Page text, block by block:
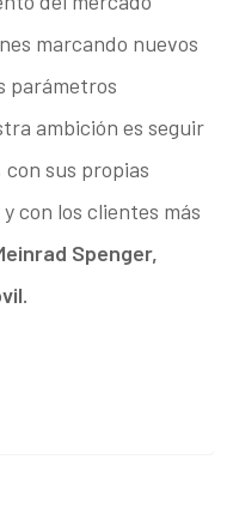
marcando nuevos
parámetros
ambición es seguir
sus propias
con los clientes más
Spenger,